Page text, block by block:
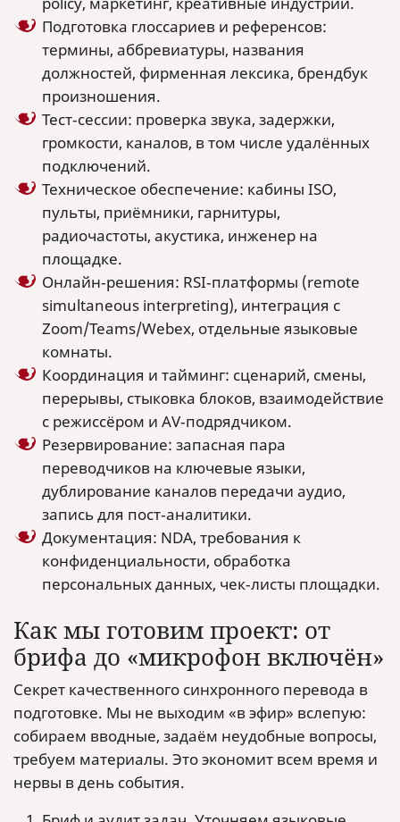
Подготовка глоссариев и референсов:
термины, аббревиатуры, названия
должностей, фирменная лексика, брендбук
произношения.
Тест‑сессии: проверка звука, задержки,
громкости, каналов, в том числе удалённых
подключений.
Техническое обеспечение: кабины ISO,
пульты, приёмники, гарнитуры,
радиочастоты, акустика, инженер на
площадке.
Онлайн‑решения: RSI‑платформы (remote
simultaneous interpreting), интеграция с
Zoom/Teams/Webex, отдельные языковые
комнаты.
Координация и тайминг: сценарий, смены,
перерывы, стыковка блоков, взаимодействие
с режиссёром и AV‑подрядчиком.
Резервирование: запасная пара
переводчиков на ключевые языки,
дублирование каналов передачи аудио,
запись для пост‑аналитики.
Документация: NDA, требования к
конфиденциальности, обработка
персональных данных, чек‑листы площадки.
Как мы готовим проект: от
брифа до «микрофон включён»
Секрет качественного синхронного перевода в
подготовке. Мы не выходим «в эфир» вслепую:
собираем вводные, задаём неудобные вопросы,
требуем материалы. Это экономит всем время и
нервы в день события.